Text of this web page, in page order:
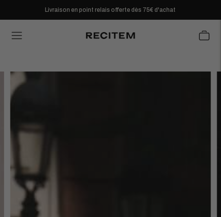
Livraison en point relais offerte dès 75€ d'achat